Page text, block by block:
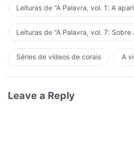
de
Leituras de “A Palavra, vol. 1: A
Leituras de “A Palavra, vol. 7:
Séries de vídeos de corais A
Leave a Reply